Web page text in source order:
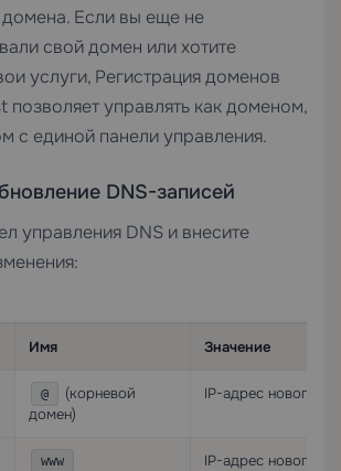
домена. Если вы еще не
свой домен или хотите
услуги, Регистрация доменов
позволяет управлять как доменом,
с единой панели управления.
DNS-записей
управления DNS и внесите
Имя Значение
@
(корневой
домен)
IP-адрес нового
www IP-адрес нового